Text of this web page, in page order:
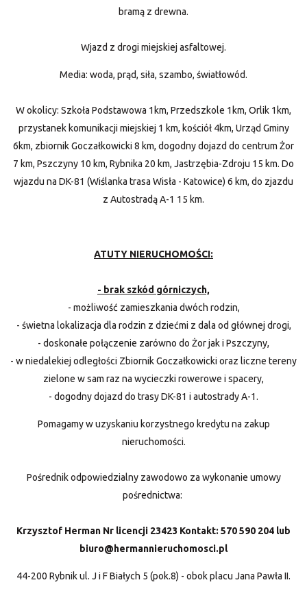
bramą z drewna.
Wjazd z drogi miejskiej asfaltowej.
Media: woda, prąd, siła, szambo, światłowód.
W okolicy: Szkoła Podstawowa 1km, Przedszkole 1km, Orlik 1km,
przystanek komunikacji miejskiej 1 km, kościół 4km, Urząd Gminy
6km, zbiornik Goczałkowicki 8 km, dogodny dojazd do centrum Żor
7 km, Pszczyny 10 km, Rybnika 20 km, Jastrzębia-Zdroju 15 km. Do
wjazdu na DK-81 (Wiślanka trasa Wisła - Katowice) 6 km, do zjazdu
z Autostradą A-1 15 km.
ATUTY NIERUCHOMOŚCI:
- brak szkód górniczych,
- możliwość zamieszkania dwóch rodzin,
- świetna lokalizacja dla rodzin z dziećmi z dala od głównej drogi,
- doskonałe połączenie zarówno do Żor jak i Pszczyny,
- w niedalekiej odległości Zbiornik Goczałkowicki oraz liczne tereny
zielone w sam raz na wycieczki rowerowe i spacery,
- dogodny dojazd do trasy DK-81 i autostrady A-1.
Pomagamy w uzyskaniu korzystnego kredytu na zakup
nieruchomości.
Pośrednik odpowiedzialny zawodowo za wykonanie umowy
pośrednictwa:
Krzysztof Herman Nr licencji 23423 Kontakt: 570 590 204 lub
biuro@hermannieruchomosci.pl
44-200 Rybnik ul. J i F Białych 5 (pok.8) - obok placu Jana Pawła II.